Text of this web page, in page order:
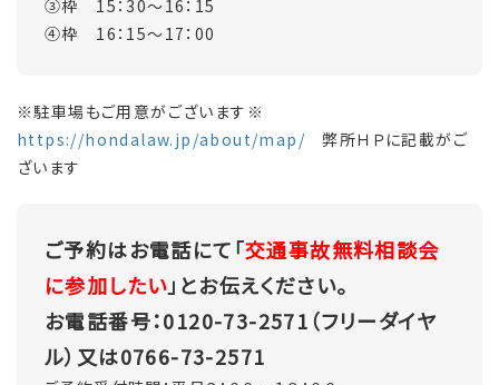
③枠 15：30～16：15
④枠 16：15～17：00
※駐車場もご用意がございます※
https://hondalaw.jp/about/map/ 弊所ＨＰに記載がご
ざいます
ご予約はお電話にて「交通事故無料相談会
に参加したい」とお伝えください。
お電話番号：0120-73-2571（フリーダイヤ
ル）又は0766-73-2571